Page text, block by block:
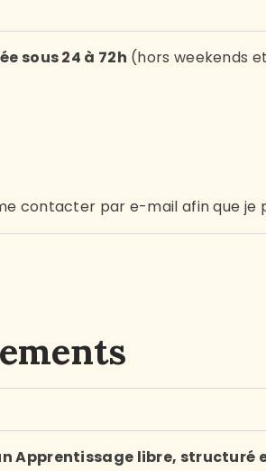
sous 24 à 72h (hors weekends
contacter par e-mail afin que je
Apprentissage libre,